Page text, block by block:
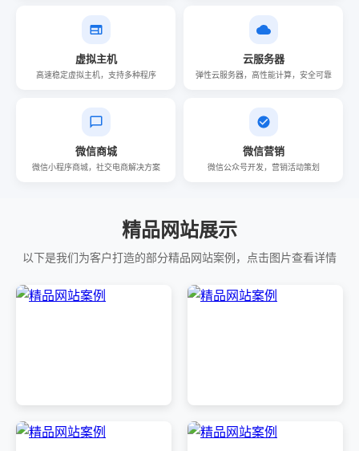
虚拟主机
高速稳定虚拟主机，支持多种程序
云服务器
弹性云服务器，高性能计算，安全可靠
微信商城
微信小程序商城，社交电商解决方案
微信营销
微信公众号开发，营销活动策划
精品网站展示
以下是我们为客户打造的部分精品网站案例，点击图片查看详情